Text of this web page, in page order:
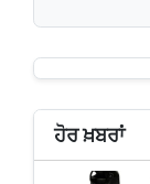
ਹੋਰ ਖ਼ਬਰਾਂ